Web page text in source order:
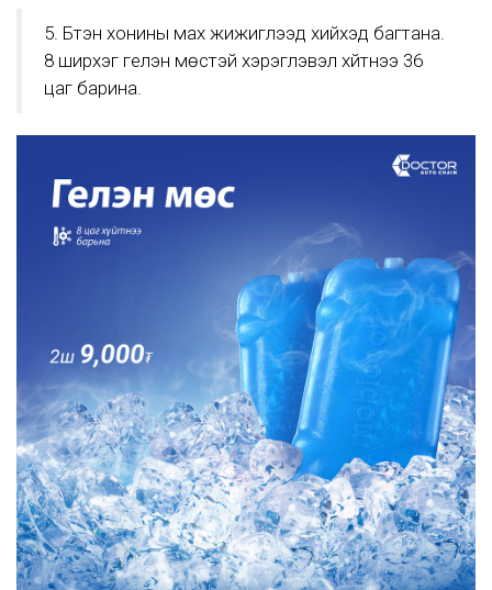
5. Бүтэн хонины мах жижиглээд хийхэд багтана.
8 ширхэг гелэн мөстэй хэрэглэвэл хүйтнээ 36
цаг барина.